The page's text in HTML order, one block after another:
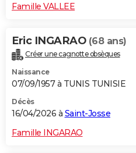
FORUM
Bricolage
Lifestyle
Culture
Auto
Television
Voyage
Cinema
Famille VALLEE
Eric INGARAO (68 ans)
Créer une cagnotte obsèques
Naissance
07/09/1957 à TUNIS TUNISIE
Décès
16/04/2026 à Saint-Josse
Famille INGARAO